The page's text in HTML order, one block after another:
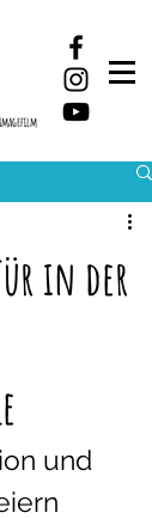
imagefilm
in der
und